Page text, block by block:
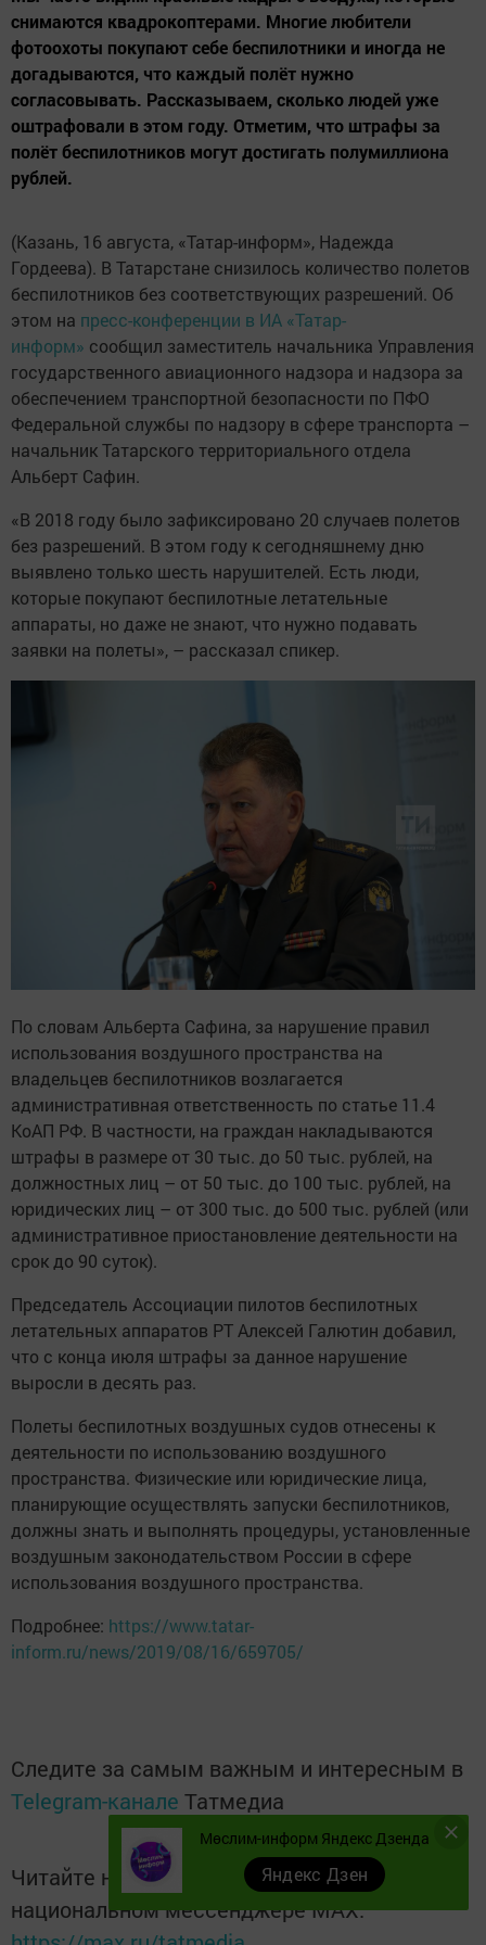
снимаются квадрокоптерами. Многие любители
фотоохоты покупают себе беспилотники и иногда не
догадываются, что каждый полёт нужно
согласовывать. Рассказываем, сколько людей уже
оштрафовали в этом году. Отметим, что штрафы за
полёт беспилотников могут достигать полумиллиона
рублей.
(Казань, 16 августа, «Татар-информ», Надежда
Гордеева). В Татарстане снизилось количество полетов
беспилотников без соответствующих разрешений. Об
этом на пресс-конференции в ИА «Татар-
информ» сообщил заместитель начальника Управления
государственного авиационного надзора и надзора за
обеспечением транспортной безопасности по ПФО
Федеральной службы по надзору в сфере транспорта –
начальник Татарского территориального отдела
Альберт Сафин.
«В 2018 году было зафиксировано 20 случаев полетов
без разрешений. В этом году к сегодняшнему дню
выявлено только шесть нарушителей. Есть люди,
которые покупают беспилотные летательные
аппараты, но даже не знают, что нужно подавать
заявки на полеты», – рассказал спикер.
По словам Альберта Сафина, за нарушение правил
использования воздушного пространства на
владельцев беспилотников возлагается
административная ответственность по статье 11.4
КоАП РФ. В частности, на граждан накладываются
штрафы в размере от 30 тыс. до 50 тыс. рублей, на
должностных лиц – от 50 тыс. до 100 тыс. рублей, на
юридических лиц – от 300 тыс. до 500 тыс. рублей (или
административное приостановление деятельности на
срок до 90 суток).
Председатель Ассоциации пилотов беспилотных
летательных аппаратов РТ Алексей Галютин добавил,
что с конца июля штрафы за данное нарушение
выросли в десять раз.
Полеты беспилотных воздушных судов отнесены к
деятельности по использованию воздушного
пространства. Физические или юридические лица,
планирующие осуществлять запуски беспилотников,
должны знать и выполнять процедуры, установленные
воздушным законодательством России в сфере
использования воздушного пространства.
Подробнее: https://www.tatar-
inform.ru/news/2019/08/16/659705/
Следите за самым важным и интересным в
Telegram-канале Татмедиа
Читайте новости Татарстана в
национальном мессенджере MАХ:
Мөслим-информ Яндекс Дзенда
Яндекс Дзен